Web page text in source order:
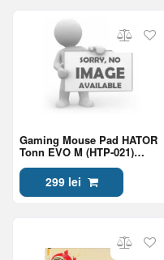
Gaming Mouse Pad HATOR
Tonn EVO M (HTP-021)
charcoal gray
299 lei